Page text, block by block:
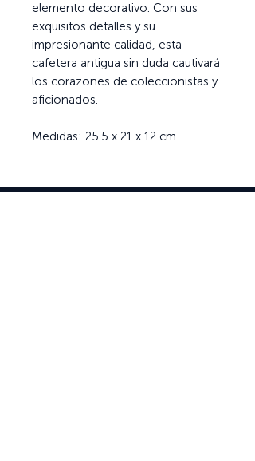
elemento decorativo. Con sus
exquisitos detalles y su
impresionante calidad, esta
cafetera antigua sin duda cautivará
los corazones de coleccionistas y
aficionados.
Medidas: 25.5 x 21 x 12 cm